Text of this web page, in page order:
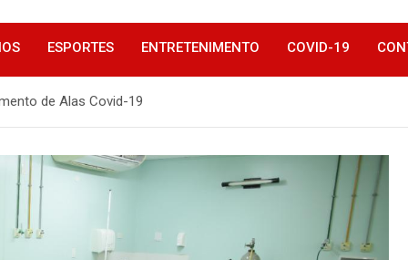
ESPORTES ENTRETENIMENTO COVID-19
de Alas Covid-19